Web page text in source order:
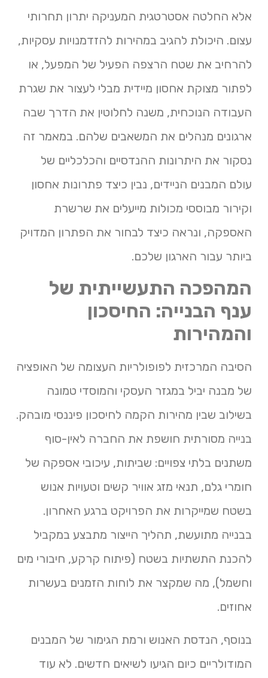
אלא החלטה אסטרטגית המעניקה יתרון תחרותי
עצום. היכולת להגיב במהירות להזדמנויות עסקיות,
להרחיב את שטח הרצפה הפעיל של המפעל, או
לפתור מצוקת אחסון מיידית מבלי לעצור את שגרת
העבודה הנוכחית, משנה לחלוטין את הדרך שבה
ארגונים מנהלים את המשאבים שלהם. במאמר זה
נסקור את היתרונות ההנדסיים והכלכליים של
עולם המבנים הניידים, נבין כיצד פתרונות אחסון
וקירור מבוססי מכולות מייעלים את שרשרת
האספקה, ונראה כיצד לבחור את הפתרון המדויק
ביותר עבור הארגון שלכם.
המהפכה התעשייתית של
ענף הבנייה: החיסכון
והמהירות
הסיבה המרכזית לפופולריות העצומה של האופציה
של מבנה יביל במגזר העסקי והמוסדי טמונה
בשילוב שבין מהירות הקמה לחיסכון פיננסי מובהק.
בנייה מסורתית חושפת את החברה לאין-סוף
משתנים בלתי צפויים: שביתות, עיכובי אספקה של
חומרי גלם, תנאי מזג אוויר קשים וטעויות אנוש
בשטח שמייקרות את הפרויקט ברגע האחרון.
בבנייה מתועשת, תהליך הייצור מתבצע במקביל
להכנת התשתיות בשטח (פיתוח קרקע, חיבורי מים
וחשמל), מה שמקצר את לוחות הזמנים בעשרות
אחוזים.
בנוסף, הנדסת האנוש ורמת הגימור של המבנים
המודולריים כיום הגיעו לשיאים חדשים. לא עוד